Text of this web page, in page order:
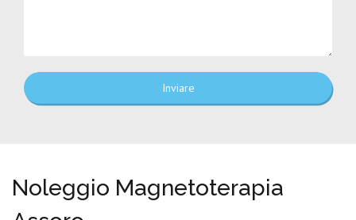
Inviare
Noleggio Magnetoterapia